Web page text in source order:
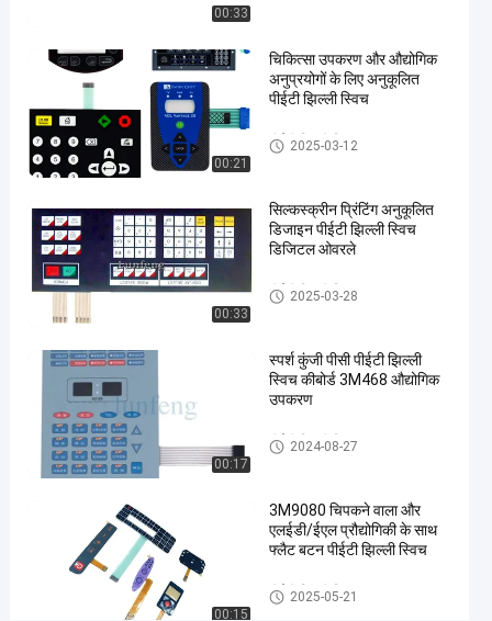
झिल्ली
स्विच
पीईटी
स्विच
03-12
विचार
साझा करना
#
पैनटोन
पीईटी
स्विच
3 एम
467
चिपकने
00:33
00:21
चिकित्सा उपकरण और औद्योगिक
अनुप्रयोगों के लिए अनुकूलित
पीईटी झिल्ली स्विच
पीईटी झिल्ली स्विच
2025-03-12
00:33
सिल्कस्क्रीन प्रिंटिंग अनुकूलित
डिजाइन पीईटी झिल्ली स्विच
डिजिटल ओवरले
पीईटी झिल्ली स्विच
2025-03-28
00:17
स्पर्श कुंजी पीसी पीईटी झिल्ली
स्विच कीबोर्ड 3M468 औद्योगिक
उपकरण
पीईटी झिल्ली स्विच
2024-08-27
00:15
3M9080 चिपकने वाला और
एलईडी/ईएल प्रौद्योगिकी के साथ
फ्लैट बटन पीईटी झिल्ली स्विच
पीईटी झिल्ली स्विच
2025-05-21